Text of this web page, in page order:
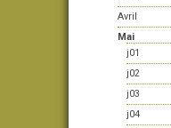
Avril
Mai
j01
j02
j03
j04